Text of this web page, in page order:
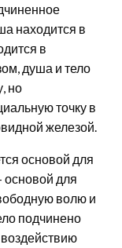
находится в
в
душа и тело
но
точку в
железой.
основой для
для
волю и
подчинено